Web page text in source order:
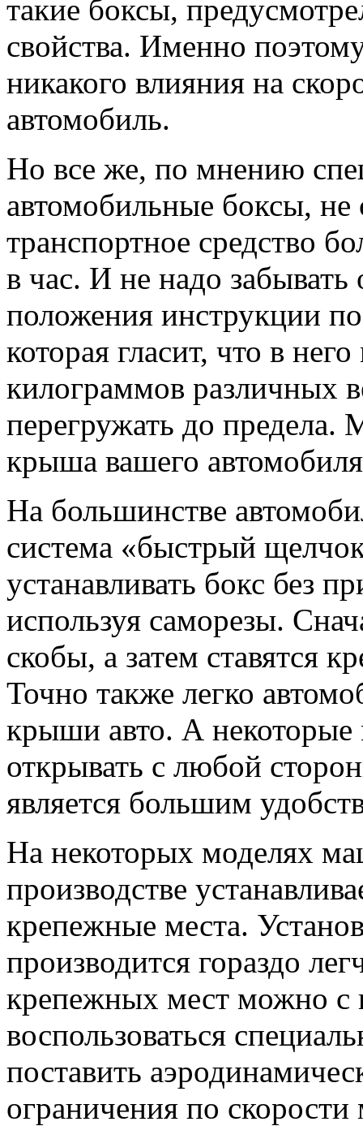
такие боксы,
свойства. Именно
никакого влияния на
автомобиль.
Но все же, по мнению
автомобильные боксы, не
транспортное средство
в час. И не надо
положения инструкции
которая гласит, что в
килограммов различных
перегружать до предела.
крыша вашего
На большинстве
система «быстрый
устанавливать бокс без
используя саморезы.
скобы, а затем ставятся
Точно также легко
крыши авто. А
открывать с любой
является большим
На некоторых моделях
производстве
крепежные места.
производится гораздо
крепежных мест можно
воспользоваться
поставить
ограничения по